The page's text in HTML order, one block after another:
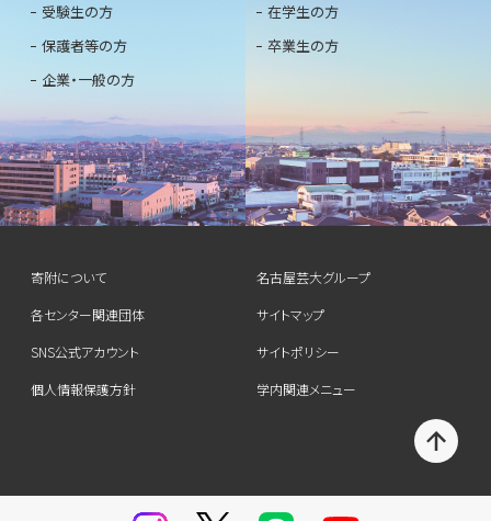
受験生の方
在学生の方
保護者等の方
卒業生の方
企業・一般の方
寄附について
名古屋芸大グループ
各センター関連団体
サイトマップ
SNS公式アカウント
サイトポリシー
個人情報保護方針
学内関連メニュー
O